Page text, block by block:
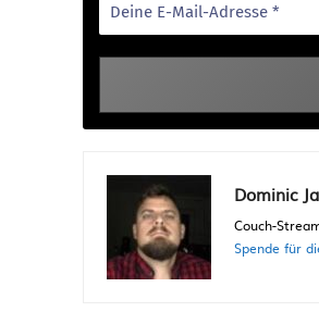
Dominic
Couch-
Spende für